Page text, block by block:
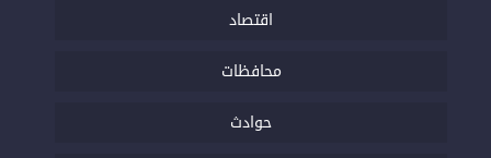
اقتصاد
محافظات
حوادث